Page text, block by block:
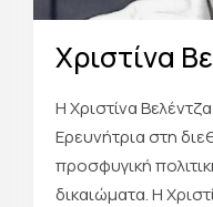
Χριστίνα
Η Χριστίνα
Ερευνήτρια στη
προσφυγική
δικαιώματα. Η